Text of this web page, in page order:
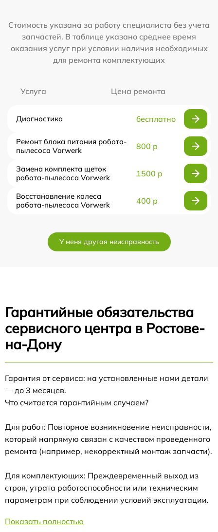
Стоимость указана за работу специалиста без учета
запчастей. В таблице указано среднее время
оказания услуг при условии наличия необходимых
для ремонта комплектующих
Услуга Цена ремонта
Диагностика бесплатно
Ремонт блока питания робота-
пылесоса Vorwerk
800 р
Замена комплекта щеток
робота-пылесоса Vorwerk
1500 р
Восстановление колеса
робота-пылесоса Vorwerk
400 р
У меня другая неисправность
Гарантийные обязательства
сервисного центра в Ростове-
на-Дону
Гарантия от сервиса: на установленные нами детали
— до 3 месяцев.
Что считается гарантийным случаем?
Для работ: Повторное возникновение неисправности,
который напрямую связан с качеством проведенного
ремонта (например, некорректный монтаж запчасти).
Для комплектующих: Преждевременный выход из
строя, утрата работоспособности или техническим
параметрам при соблюдении условий эксплуатации.
Показать полностью